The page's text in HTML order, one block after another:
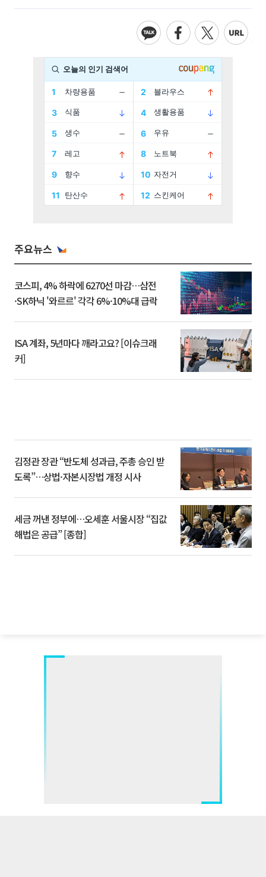
주요뉴스
코스피, 4% 하락에 6270선 마감…삼전
·SK하닉 '와르르' 각각 6%·10%대 급락
ISA 계좌, 5년마다 깨라고요? [이슈크래
커]
김정관 장관 “반도체 성과급, 주총 승인 받
도록”…상법·자본시장법 개정 시사
세금 꺼낸 정부에…오세훈 서울시장 “집값
해법은 공급” [종합]